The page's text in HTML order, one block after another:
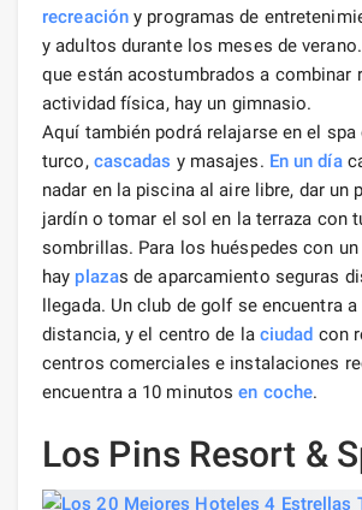
recreación y programas de
y adultos durante los meses de
que están acostumbrados a combinar
actividad física, hay un gimnasio.
Aquí también podrá relajarse en el spa
turco, cascadas y masajes. En un día
nadar en la piscina al aire libre, dar un
jardín o tomar el sol en la terraza con
sombrillas. Para los huéspedes con
hay plazas de aparcamiento seguras
llegada. Un club de golf se encuentra
distancia, y el centro de la ciudad con
centros comerciales e instalaciones
encuentra a 10 minutosen coche.
Los Pins Resort &